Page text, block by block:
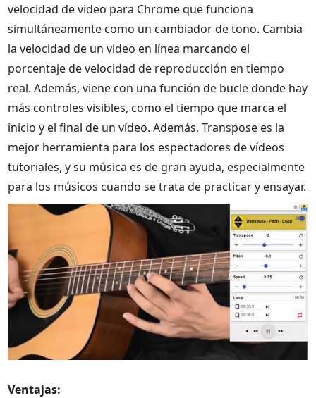
velocidad de video para Chrome que funciona
simultáneamente como un cambiador de tono. Cambia
la velocidad de un video en línea marcando el
porcentaje de velocidad de reproducción en tiempo
real. Además, viene con una función de bucle donde hay
más controles visibles, como el tiempo que marca el
inicio y el final de un vídeo. Además, Transpose es la
mejor herramienta para los espectadores de vídeos
tutoriales, y su música es de gran ayuda, especialmente
para los músicos cuando se trata de practicar y ensayar.
Ventajas: